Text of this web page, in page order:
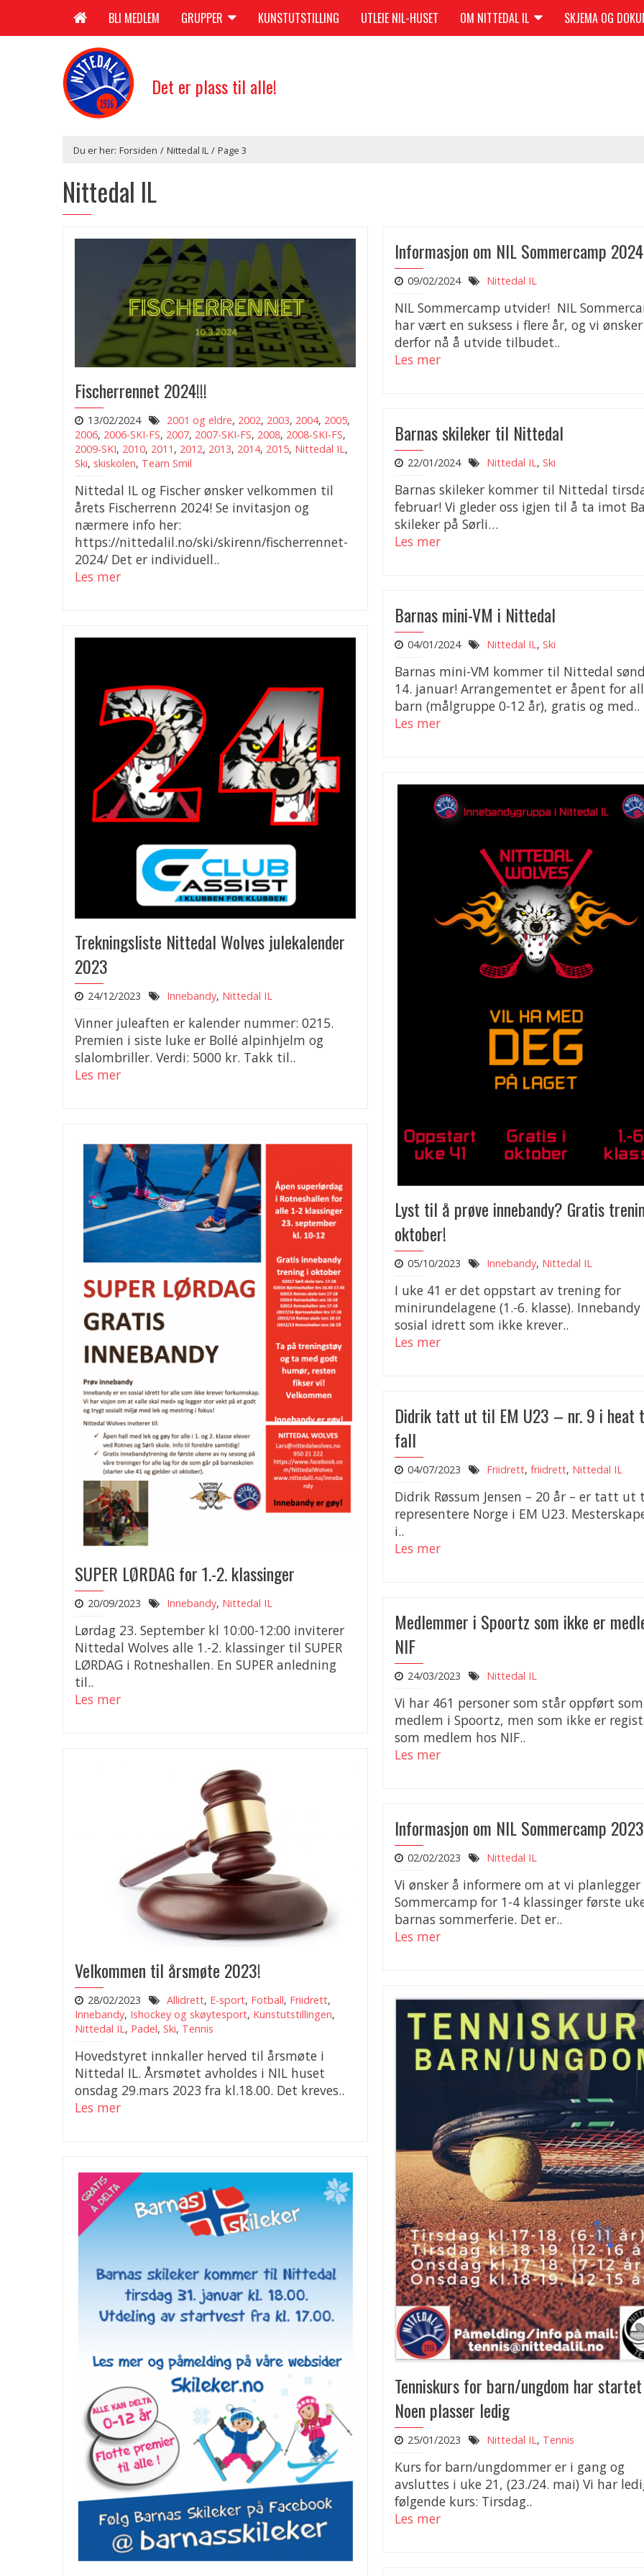
BLI MEDLEM GRUPPER KUNSTUTSTILLING UTLEIE NIL-HUSET OM NITTEDAL IL SKJEMA OG
Det er plass til alle!
Du er her: Forsiden / Nittedal IL / Page 3
Nittedal IL
Fischerrennet 2024!!!
13/02/2024 2001 og eldre, 2002, 2003, 2004, 2005,
2006, 2006-SKI-FS, 2007, 2007-SKI-FS, 2008, 2008-SKI-FS,
2009-SKI, 2010, 2011 , 2012, 2013, 2014, 2015, Nittedal IL,
Ski, skiskolen, Team Smil
Nittedal IL og Fischer ønsker velkommen til
årets Fischerrenn 2024! Se invitasjon og
nærmere info her:
https://nittedalil.no/ski/skirenn/fischerrennet-
2024/ Det er individuell..
Les mer
Informasjon om NIL Sommercamp 2024
09/02/2024 Nittedal IL
NIL Sommercamp utvider! NIL
har vært en suksess i flere år, og vi ønsker
derfor nå å utvide tilbudet..
Les mer
Barnas skileker til Nittedal
22/01/2024 Nittedal IL, Ski
Barnas skileker kommer til Nittedal
februar! Vi gleder oss igjen til å ta imot
skileker på Sørli…
Les mer
Barnas mini-VM i Nittedal
04/01/2024 Nittedal IL, Ski
Barnas mini-VM kommer til Nittedal
14. januar! Arrangementet er åpent for
barn (målgruppe 0-12 år), gratis og med..
Les mer
Trekningsliste Nittedal Wolves julekalender
2023
24/12/2023 Innebandy, Nittedal IL
Vinner juleaften er kalender nummer: 0215.
Premien i siste luke er Bollé alpinhjelm og
slalombriller. Verdi: 5000 kr. Takk til..
Les mer
Lyst til å prøve innebandy? Gratis
oktober!
05/10/2023 Innebandy, Nittedal IL
I uke 41 er det oppstart av trening for
minirundelagene (1.-6. klasse). Innebandy
sosial idrett som ikke krever..
Les mer
SUPER LØRDAG for 1.-2. klassinger
20/09/2023 Innebandy, Nittedal IL
Lørdag 23. September kl 10:00-12:00 inviterer
Nittedal Wolves alle 1.-2. klassinger til SUPER
LØRDAG i Rotneshallen. En SUPER anledning
til..
Les mer
Didrik tatt ut til EM U23 – nr. 9 i heat
fall
04/07/2023 Friidrett, friidrett, Nittedal IL
Didrik Røssum Jensen – 20 år – er tatt ut
representere Norge i EM U23.
i..
Les mer
Medlemmer i Spoortz som ikke er
NIF
24/03/2023 Nittedal IL
Vi har 461 personer som står oppført som
medlem i Spoortz, men som ikke er
som medlem hos NIF..
Les mer
Velkommen til årsmøte 2023!
28/02/2023 Allidrett, E-sport, Fotball, Friidrett,
Innebandy, Ishockey og skøytesport, Kunstutstillingen,
Nittedal IL, Padel, Ski, Tennis
Hovedstyret innkaller herved til årsmøte i
Nittedal IL. Årsmøtet avholdes i NIL huset
onsdag 29.mars 2023 fra kl.18.00. Det kreves..
Les mer
Informasjon om NIL Sommercamp 2023
02/02/2023 Nittedal IL
Vi ønsker å informere om at vi planlegger
Sommercamp for 1-4 klassinger første
barnas sommerferie. Det er..
Les mer
Tenniskurs for barn/ungdom har
Noen plasser ledig
25/01/2023 Nittedal IL , Tennis
Kurs for barn/ungdommer er i gang og
avsluttes i uke 21, (23./24. mai) Vi har
følgende kurs: Tirsdag..
Les mer